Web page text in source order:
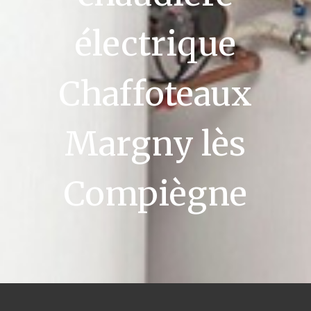
électrique
Chaffoteaux
Margny lès
Compiègne